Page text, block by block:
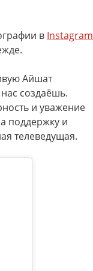
в Instagram
Айшат
создаёшь.
и уважение
поддержку и
телеведущая.